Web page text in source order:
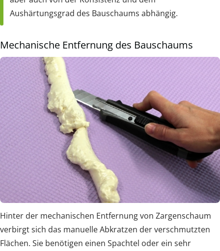
Aushärtungsgrad des Bauschaums abhängig.
Mechanische Entfernung des Bauschaums
Hinter der mechanischen Entfernung von Zargenschaum
verbirgt sich das manuelle Abkratzen der verschmutzten
Flächen. Sie benötigen einen Spachtel oder ein sehr